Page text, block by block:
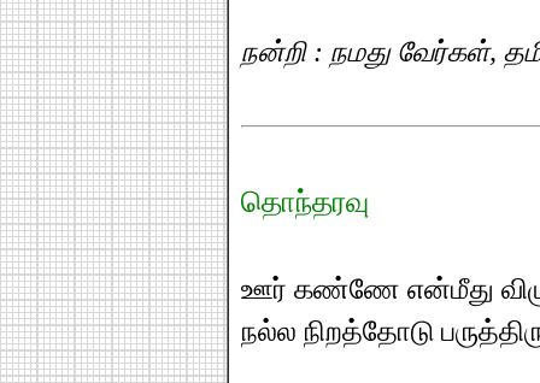
நன்றி : நமது வேர்கள்,
தொந்தரவு
ஊர் கண்ணே என்மீது
நல்ல நிறத்தோடு